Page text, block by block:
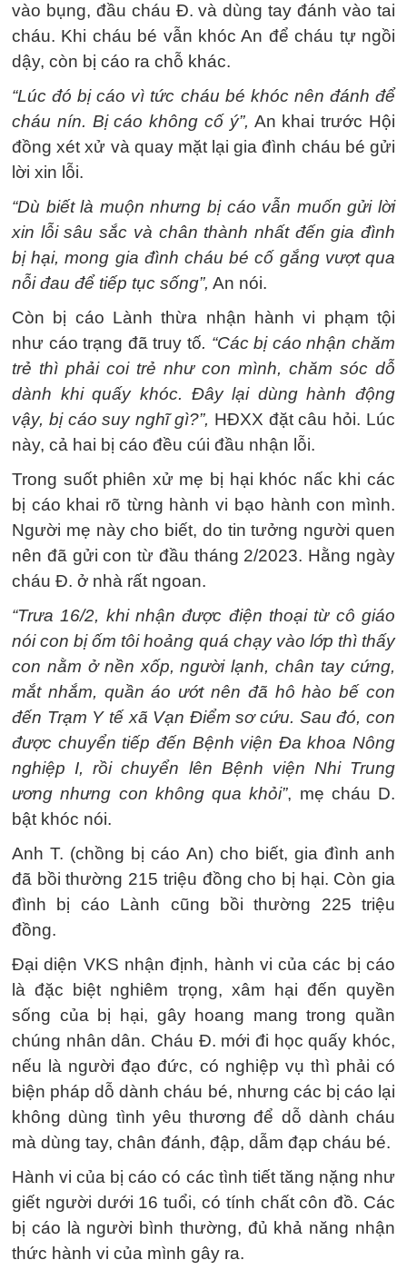
vào bụng, đầu cháu Đ. và dùng tay đánh vào tai
cháu. Khi cháu bé vẫn khóc An để cháu tự ngồi
dậy, còn bị cáo ra chỗ khác.
“Lúc đó bị cáo vì tức cháu bé khóc nên đánh để
cháu nín. Bị cáo không cố ý”, An khai trước Hội
đồng xét xử và quay mặt lại gia đình cháu bé gửi
lời xin lỗi.
“Dù biết là muộn nhưng bị cáo vẫn muốn gửi lời
xin lỗi sâu sắc và chân thành nhất đến gia đình
bị hại, mong gia đình cháu bé cố gắng vượt qua
nỗi đau để tiếp tục sống”, An nói.
Còn bị cáo Lành thừa nhận hành vi phạm tội
như cáo trạng đã truy tố. “Các bị cáo nhận chăm
trẻ thì phải coi trẻ như con mình, chăm sóc dỗ
dành khi quấy khóc. Đây lại dùng hành động
vậy, bị cáo suy nghĩ gì?”, HĐXX đặt câu hỏi. Lúc
này, cả hai bị cáo đều cúi đầu nhận lỗi.
Trong suốt phiên xử mẹ bị hại khóc nấc khi các
bị cáo khai rõ từng hành vi bạo hành con mình.
Người mẹ này cho biết, do tin tưởng người quen
nên đã gửi con từ đầu tháng 2/2023. Hằng ngày
cháu Đ. ở nhà rất ngoan.
“Trưa 16/2, khi nhận được điện thoại từ cô giáo
nói con bị ốm tôi hoảng quá chạy vào lớp thì thấy
con nằm ở nền xốp, người lạnh, chân tay cứng,
mắt nhắm, quần áo ướt nên đã hô hào bế con
đến Trạm Y tế xã Vạn Điểm sơ cứu. Sau đó, con
được chuyển tiếp đến Bệnh viện Đa khoa Nông
nghiệp I, rồi chuyển lên Bệnh viện Nhi Trung
ương nhưng con không qua khỏi”, mẹ cháu D.
bật khóc nói.
Anh T. (chồng bị cáo An) cho biết, gia đình anh
đã bồi thường 215 triệu đồng cho bị hại. Còn gia
đình bị cáo Lành cũng bồi thường 225 triệu
đồng.
Đại diện VKS nhận định, hành vi của các bị cáo
là đặc biệt nghiêm trọng, xâm hại đến quyền
sống của bị hại, gây hoang mang trong quần
chúng nhân dân. Cháu Đ. mới đi học quấy khóc,
nếu là người đạo đức, có nghiệp vụ thì phải có
biện pháp dỗ dành cháu bé, nhưng các bị cáo lại
không dùng tình yêu thương để dỗ dành cháu
mà dùng tay, chân đánh, đập, dẫm đạp cháu bé.
Hành vi của bị cáo có các tình tiết tăng nặng như
giết người dưới 16 tuổi, có tính chất côn đồ. Các
bị cáo là người bình thường, đủ khả năng nhận
thức hành vi của mình gây ra.